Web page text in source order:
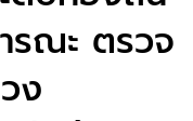
รณะ​ ตรวจ
ง​